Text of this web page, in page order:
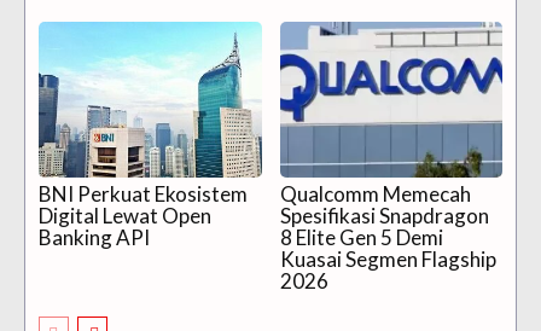
BNI Perkuat Ekosistem
Digital Lewat Open
Banking API
Qualcomm Memecah
Spesifikasi Snapdragon
8 Elite Gen 5 Demi
Kuasai Segmen Flagship
2026